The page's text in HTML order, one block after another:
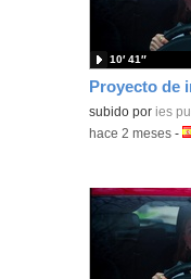
Proyecto de
Contenido
subido pories
10′ 41″
-hace 2 meses -